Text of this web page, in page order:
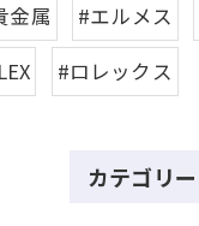
金属 #エルメス
#ロレックス
カテゴリー